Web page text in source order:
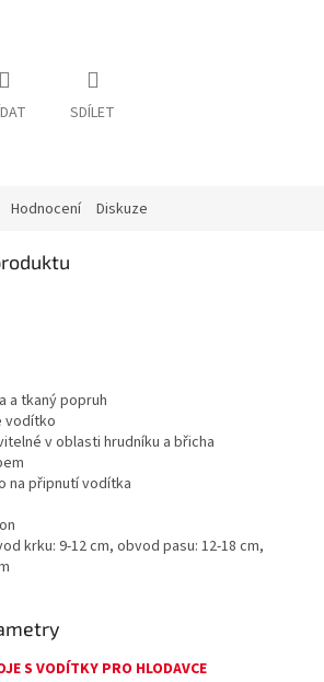
SDÍLET
Hodnocení Diskuze
a tkaný popruh
vodítko
v oblasti hrudníku a břicha
na připnutí vodítka
krku: 9-12 cm, obvod pasu: 12-18 cm,
S VODÍTKY PRO HLODAVCE